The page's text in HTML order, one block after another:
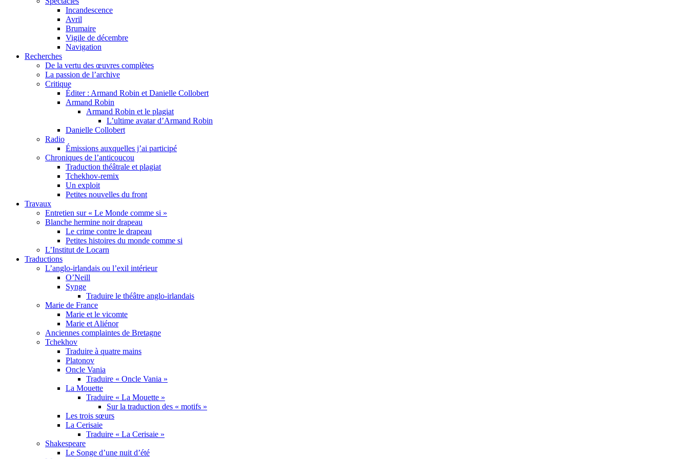
Incandescence
Avril
Brumaire
Vigile de décembre
Navigation
Recherches
De la vertu des œuvres complètes
La passion de l’archive
Critique
Éditer : Armand Robin et Danielle Collobert
Armand Robin
Armand Robin et le plagiat
L’ultime avatar d’Armand Robin
Danielle Collobert
Radio
Émissions auxquelles j’ai participé
Chroniques de l’anticoucou
Traduction théâtrale et plagiat
Tchekhov-remix
Un exploit
Petites nouvelles du front
Travaux
Entretien sur « Le Monde comme si »
Blanche hermine noir drapeau
Le crime contre le drapeau
Petites histoires du monde comme si
L’Institut de Locarn
Traductions
L’anglo-irlandais ou l’exil intérieur
O’Neill
Synge
Traduire le théâtre anglo-irlandais
Marie de France
Marie et le vicomte
Marie et Aliénor
Anciennes complaintes de Bretagne
Tchekhov
Traduire à quatre mains
Platonov
Oncle Vania
Traduire « Oncle Vania »
La Mouette
Traduire « La Mouette »
Sur la traduction des « motifs »
Les trois sœurs
La Cerisaie
Traduire « La Cerisaie »
Shakespeare
Le Songe d’une nuit d’été